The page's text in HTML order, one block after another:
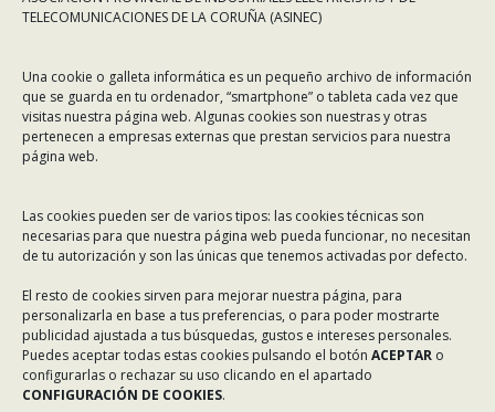
TELECOMUNICACIONES DE LA CORUÑA (ASINEC)
Una cookie o galleta informática es un pequeño archivo de información
que se guarda en tu ordenador, “smartphone” o tableta cada vez que
visitas nuestra página web. Algunas cookies son nuestras y otras
pertenecen a empresas externas que prestan servicios para nuestra
página web.
Las cookies pueden ser de varios tipos: las cookies técnicas son
necesarias para que nuestra página web pueda funcionar, no necesitan
de tu autorización y son las únicas que tenemos activadas por defecto.
El resto de cookies sirven para mejorar nuestra página, para
personalizarla en base a tus preferencias, o para poder mostrarte
publicidad ajustada a tus búsquedas, gustos e intereses personales.
Puedes aceptar todas estas cookies pulsando el botón ACEPTAR o
configurarlas o rechazar su uso clicando en el apartado
CONFIGURACIÓN DE COOKIES.